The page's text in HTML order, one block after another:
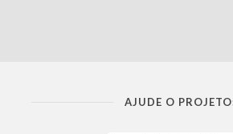
AJUDE O